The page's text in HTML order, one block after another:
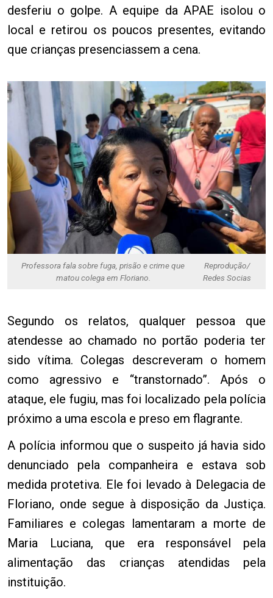
desferiu o golpe. A equipe da APAE isolou o
local e retirou os poucos presentes, evitando
que crianças presenciassem a cena.
Professora fala sobre fuga, prisão e crime que
matou colega em Floriano.
Reprodução/
Redes Socias
Segundo os relatos, qualquer pessoa que
atendesse ao chamado no portão poderia ter
sido vítima. Colegas descreveram o homem
como agressivo e “transtornado”. Após o
ataque, ele fugiu, mas foi localizado pela polícia
próximo a uma escola e preso em flagrante.
A polícia informou que o suspeito já havia sido
denunciado pela companheira e estava sob
medida protetiva. Ele foi levado à Delegacia de
Floriano, onde segue à disposição da Justiça.
Familiares e colegas lamentaram a morte de
Maria Luciana, que era responsável pela
alimentação das crianças atendidas pela
instituição.